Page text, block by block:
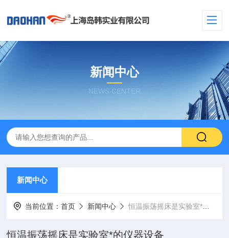
新闻中心
NEWS CENTER
新闻中心
当前位置：首页 新闻中心 恒温振荡摇床是实验室*的仪器设备
恒温振荡摇床是实验室*的仪器设备